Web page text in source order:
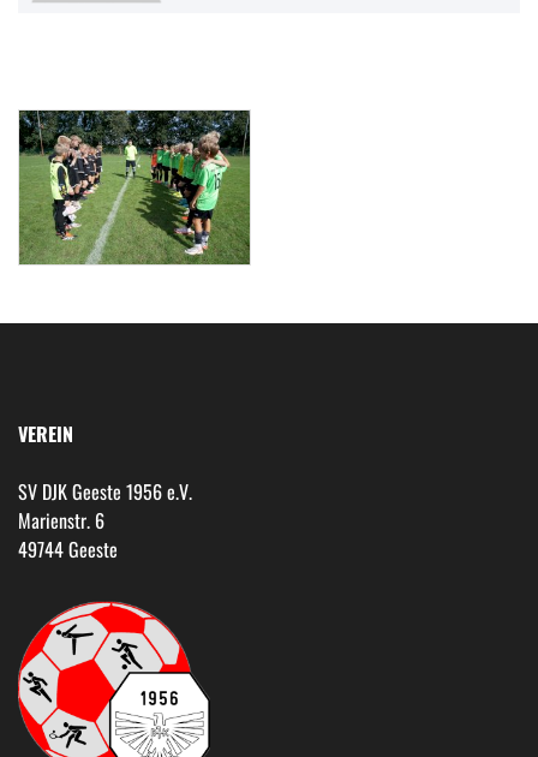
VEREIN
SV DJK Geeste 1956 e.V.
Marienstr. 6
49744 Geeste